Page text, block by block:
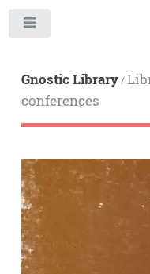
Gnostic Library/
conferences